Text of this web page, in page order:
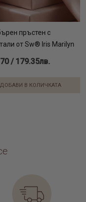
пръстен с
от Sw® Iris Marilyn
/ 179.35лв.
ДОБАВИ В КОЛИЧКАТА